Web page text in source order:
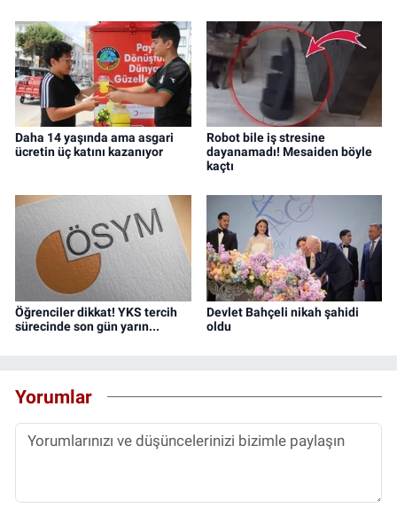
Daha 14 yaşında ama asgari
ücretin üç katını kazanıyor
Robot bile iş stresine
dayanamadı! Mesaiden böyle
kaçtı
Öğrenciler dikkat! YKS tercih
sürecinde son gün yarın...
Devlet Bahçeli nikah şahidi
oldu
Yorumlar